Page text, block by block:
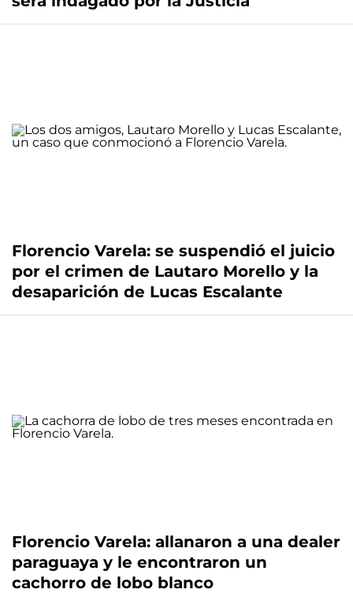
Florencio Varela: se suspendió el juicio
por el crimen de Lautaro Morello y la
desaparición de Lucas Escalante
Florencio Varela: allanaron a una dealer
paraguaya y le encontraron un
cachorro de lobo blanco